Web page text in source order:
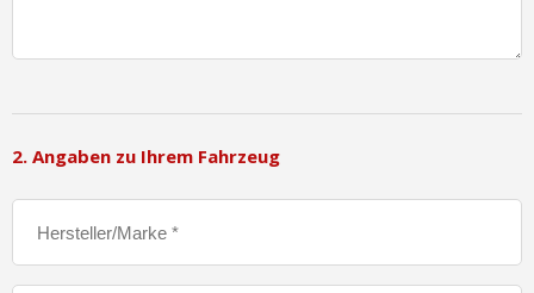
2. Angaben zu Ihrem Fahrzeug